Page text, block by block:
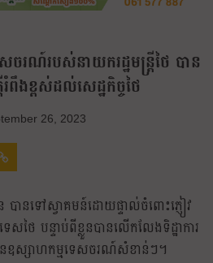
ចរណ៍របស់នាយករដ្ឋមន្ត្រីថៃ បាន
ពឹងខ្ពស់ដល់សេដ្ឋកិច្ចថៃ
26, 2023
បានទៅស្វាគមន៍ដោយផ្ទាល់ចំពោះភ្ញៀវ
ៃ បន្ទាប់ពីខ្លួនបានលើកលែងទិដ្ឋាការ
នឧស្សាហកម្មទេសចរណ៍សំខាន់ៗ។